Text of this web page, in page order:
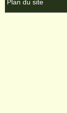
Plan du site